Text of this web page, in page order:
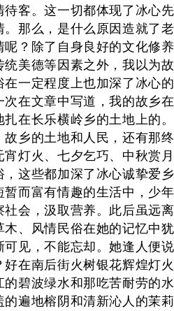
客。这一切都体现了冰心先
那么，是什么原因造就了老
呢？除了自身良好的文化修养
美德等因素之外，我以为故
在一定程度上也加深了冰心的
在文章中写道，我的故乡在
在长乐横岭乡的土地上的。
乡的土地和人民，还有那终
灯火、七夕乞巧、中秋赏月
这些都加深了冰心诚挚爱乡
暂而富有情趣的生活中，少年
社会，汲取营养。此后虽远离
木、风情民俗在她的记忆中犹
见，不能忘却。她逢人便说
在南后街火树银花辉煌灯火
碧波绿水和那吃苦耐劳的水
的遍地榕阴和清新沁人的茉莉